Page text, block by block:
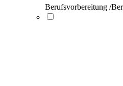
Berufsvorbereitung /